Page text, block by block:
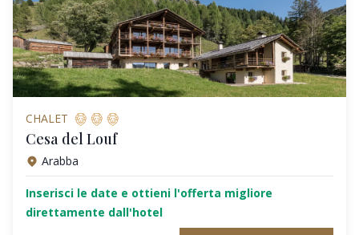
CHALET
Cesa del Louf
Arabba
Inserisci le date e ottieni l'offerta migliore
direttamente dall'hotel